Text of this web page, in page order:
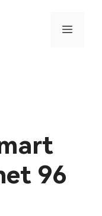
Menu
96